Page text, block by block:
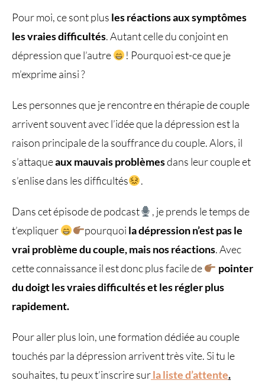
Pour moi, ce sont plus les réactions aux symptômes
les vraies difficultés. Autant celle du conjoint en
dépression que l’autre
! Pourquoi est-ce que je
m’exprime ainsi ?
Les personnes que je rencontre en thérapie de couple
arrivent souvent avec l’idée que la dépression est la
raison principale de la souffrance du couple. Alors, il
s’attaqueaux mauvais problèmesdans leur couple et
s’enlise dans les difficultés
.
Dans cet épisode de podcast
, je prends le temps de
t’expliquer
pourquoi la dépression n’est pas le
vrai problème du couple, mais nos réactions. Avec
cette connaissance il est donc plus facile de
pointer
du doigt les vraies difficultés et les régler plus
rapidement.
Pour aller plus loin, une formation dédiée au couple
touchés par la dépression arrivent très vite. Si tu le
souhaites, tu peux t’inscrire surla liste d’attente.